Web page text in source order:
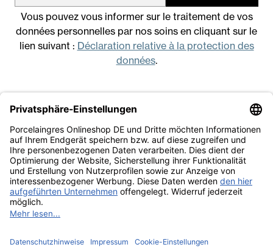
Vous pouvez vous informer sur le traitement de vos
données personnelles par nos soins en cliquant sur le
lien suivant : Déclaration relative à la protection des
données.
Mentions légales
Conditions générales de vente
Déclaration relative à la protection des données
Travailler avec nous